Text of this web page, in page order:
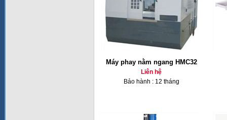
Máy phay nằm ngang HMC32
Liên hệ
Bảo hành : 12 tháng